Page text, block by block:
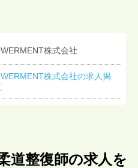
株式会社
株式会社の求人掲
道整復師の求人を